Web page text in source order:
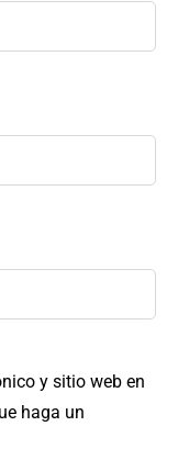
y sitio web en
haga un